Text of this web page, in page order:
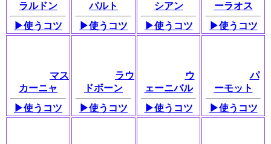
ラルドン
▶使うコツ
パルト
▶︎使うコツ
シアン
▶︎使うコツ
ーラオス
▶︎使うコツ
マス
カーニャ
▶︎使うコツ
ラウ
ドボーン
▶︎使うコツ
ウ
ェーニバル
▶︎使うコツ
パ
ーモット
▶︎使うコツ